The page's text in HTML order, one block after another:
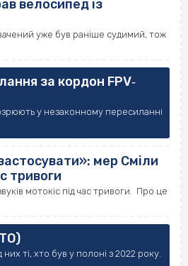
велосипед із
уже був раніше судимий, тож
за кордон FPV‐
у незаконному пересиланні
мер Сміли
тривоги
мотокіс під час тривоги. Про це
ті, хто був у полоні з 2022 року.